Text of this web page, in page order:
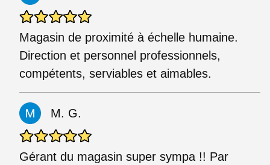
Magasin de proximité à échelle humaine.
Direction et personnel professionnels,
compétents, serviables et aimables.
M. G.
Gérant du magasin super sympa !! Par